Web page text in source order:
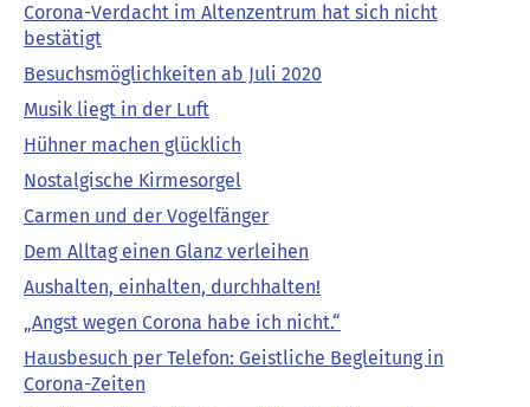
Corona-Verdacht im Altenzentrum hat sich nicht
bestätigt
Besuchsmöglichkeiten ab Juli 2020
Musik liegt in der Luft
Hühner machen glücklich
Nostalgische Kirmesorgel
Carmen und der Vogelfänger
Dem Alltag einen Glanz verleihen
Aushalten, einhalten, durchhalten!
„Angst wegen Corona habe ich nicht.“
Hausbesuch per Telefon: Geistliche Begleitung in
Corona-Zeiten